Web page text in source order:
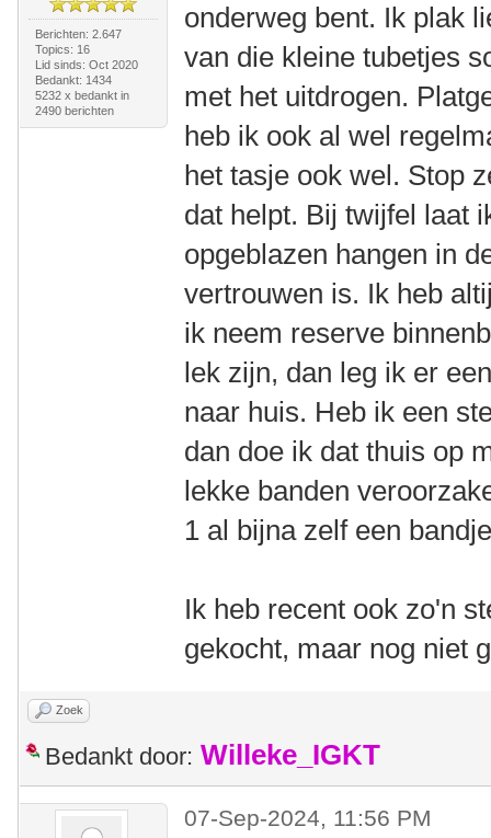
Berichten: 2.647
Topics: 16
Lid sinds: Oct 2020
Bedankt: 1434
5232 x bedankt in
2490 berichten
onderweg bent. Ik plak
van die kleine tubetjes
met het uitdrogen.
heb ik ook al wel
het tasje ook wel. Stop
dat helpt. Bij twijfel laat
opgeblazen hangen in
vertrouwen is. Ik heb
ik neem reserve
lek zijn, dan leg ik er
naar huis. Heb ik een
dan doe ik dat thuis op
lekke banden
1 al bijna zelf een
Ik heb recent ook zo'n
gekocht, maar nog niet
Zoek
Bedankt door: Willeke_IGKT
07-Sep-2024, 11:56 PM